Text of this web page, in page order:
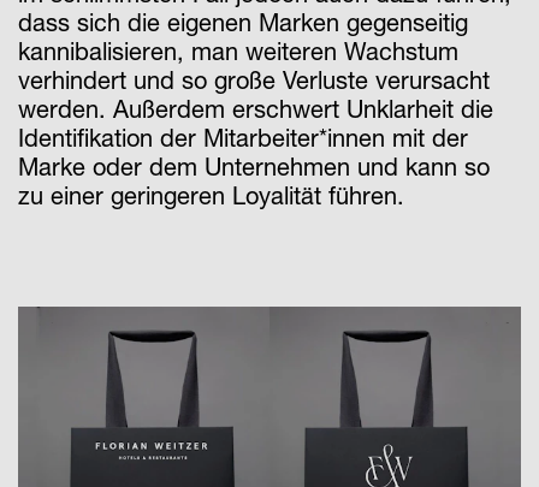
dass sich die eigenen Marken gegenseitig
kannibalisieren, man weiteren Wachstum
verhindert und so große Verluste verursacht
werden. Außerdem erschwert Unklarheit die
Identifikation der Mitarbeiter*innen mit der
Marke oder dem Unternehmen und kann so
zu einer geringeren Loyalität führen.